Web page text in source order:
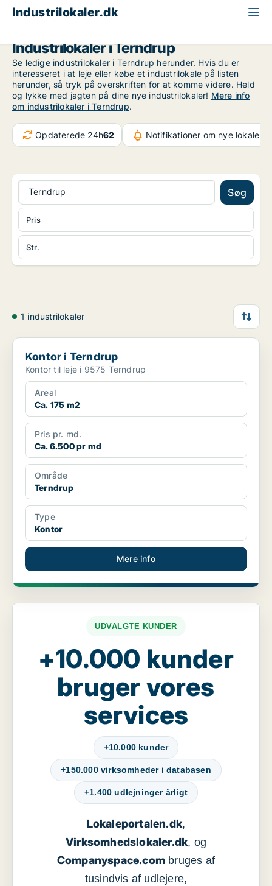
Industrilokaler.dk
Industrilokaler i Terndrup
Se ledige industrilokaler i Terndrup herunder. Hvis du er
interesseret i at leje eller købe et industrilokale på listen
herunder, så tryk på overskriften for at komme videre. Held
og lykke med jagten på dine nye industrilokaler! Mere info
om industrilokaler i Terndrup.
Opdaterede 24h62 Notifikationer om nye lokaler
Terndrup Søg
Str.
Pris
1 industrilokaler
Kontor i Terndrup
Kontor i Terndrup
Kontor til leje i 9575 Terndrup
Areal
Ca. 175 m2
Pris pr. md.
Ca. 6.500 pr md
Område
Terndrup
Type
Kontor
Mere info
UDVALGTE KUNDER
+10.000 kunder
bruger vores
services
+10.000 kunder
+150.000 virksomheder i databasen
+1.400 udlejninger årligt
Lokaleportalen.dk,
Virksomhedslokaler.dk, og
Companyspace.com bruges af
tusindvis af udlejere,